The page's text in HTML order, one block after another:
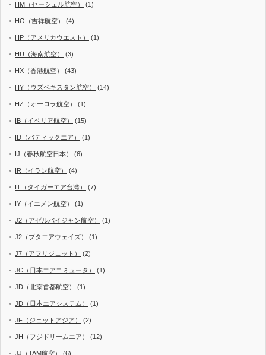
HM（セーシェル航空） (1)
HO（吉祥航空） (4)
HP（アメリカウエスト） (1)
HU（海南航空） (3)
HX（香港航空） (43)
HY（ウズベキスタン航空） (14)
HZ（オーロラ航空） (1)
IB（イベリア航空） (15)
ID（バティックエア） (1)
IJ（春秋航空日本） (6)
IR（イラン航空） (4)
IT（タイガーエア台湾） (7)
IY（イエメン航空） (1)
J2（アゼルバイジャン航空） (1)
J2（ブタエアウェイズ） (1)
J7（アフリジェット） (2)
JC（日本エアコミュータ） (1)
JD（北京首都航空） (1)
JD（日本エアシステム） (1)
JF（ジェットアジア） (2)
JH（フジドリームエア） (12)
JJ（TAM航空） (6)